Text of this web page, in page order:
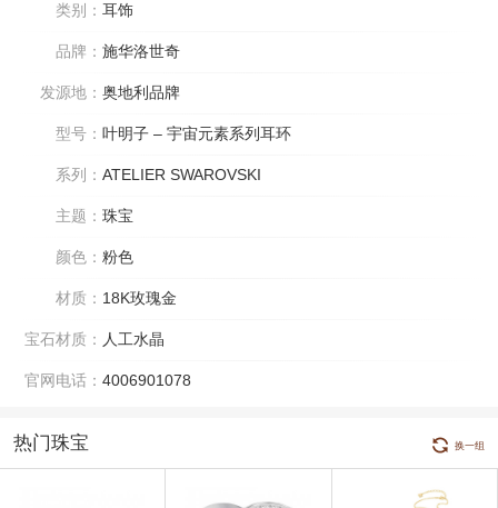
类别： 耳饰
品牌： 施华洛世奇
发源地： 奥地利品牌
型号： 叶明子 – 宇宙元素系列耳环
系列： ATELIER SWAROVSKI
主题： 珠宝
颜色： 粉色
材质： 18K玫瑰金
宝石材质： 人工水晶
官网电话： 4006901078
热门珠宝 换一组